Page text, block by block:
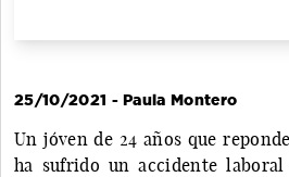
25/10/2021 - Paula Montero
Un jóven de 24 años que
ha sufrido un accidente